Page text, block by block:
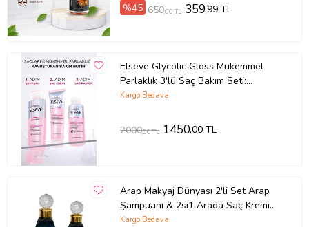
%45 650,00 TL 359,99 TL
Elseve Glycolic Gloss Mükemmel
Parlaklık 3'lü Saç Bakım Seti:
Şampuan , Saç Kremi, Laminasyon
Kargo Bedava
2000,00 TL 1450,00 TL
Arap Makyaj Dünyası 2'li Set Arap
Şampuanı & 2si1 Arada Saç Kremi
ve Maskesi
Kargo Bedava